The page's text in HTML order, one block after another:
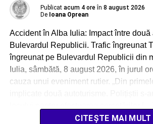
Publicat acum 4 ore în 8 august 2026
De Ioana Oprean
Accident în Alba Iulia: Impact între două
Bulevardul Republicii. Trafic îngreunat
îngreunat pe Bulevardul Republicii din
Iulia, sâmbătă, 8 august 2026, în jurul
cauza unui eveniment rutier. „Din
CITEȘTE MAI MULT